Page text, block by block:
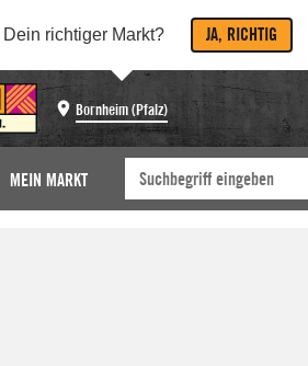
Dein richtiger Markt? JA, RICHTIG
Bornheim (Pfalz)
MEIN MARKT